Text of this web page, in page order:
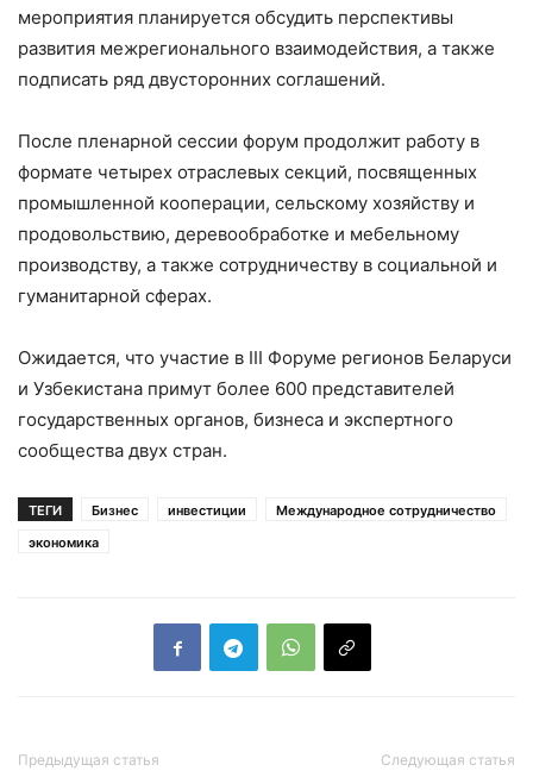
мероприятия планируется обсудить перспективы
развития межрегионального взаимодействия, а также
подписать ряд двусторонних соглашений.
После пленарной сессии форум продолжит работу в
формате четырех отраслевых секций, посвященных
промышленной кооперации, сельскому хозяйству и
продовольствию, деревообработке и мебельному
производству, а также сотрудничеству в социальной и
гуманитарной сферах.
Ожидается, что участие в III Форуме регионов Беларуси
и Узбекистана примут более 600 представителей
государственных органов, бизнеса и экспертного
сообщества двух стран.
ТЕГИ Бизнес инвестиции
Международное сотрудничество
экономика
Предыдущая статья Следующая статья